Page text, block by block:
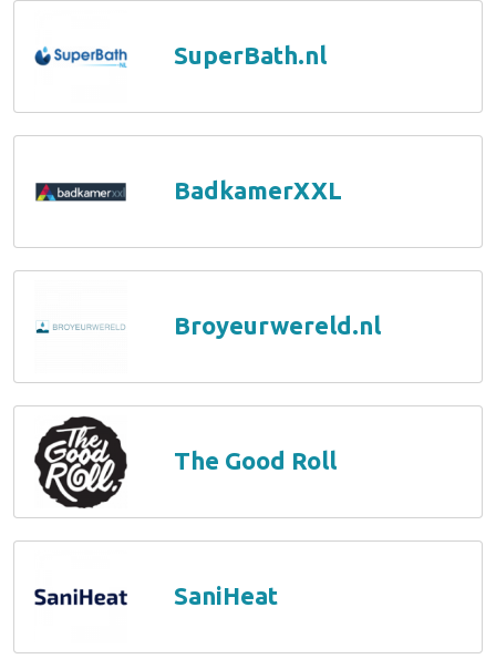
SuperBath.nl
BadkamerXXL
Broyeurwereld.nl
The Good Roll
SaniHeat